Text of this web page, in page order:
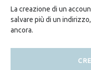
La creazione di un
salvare più di un
ancora.